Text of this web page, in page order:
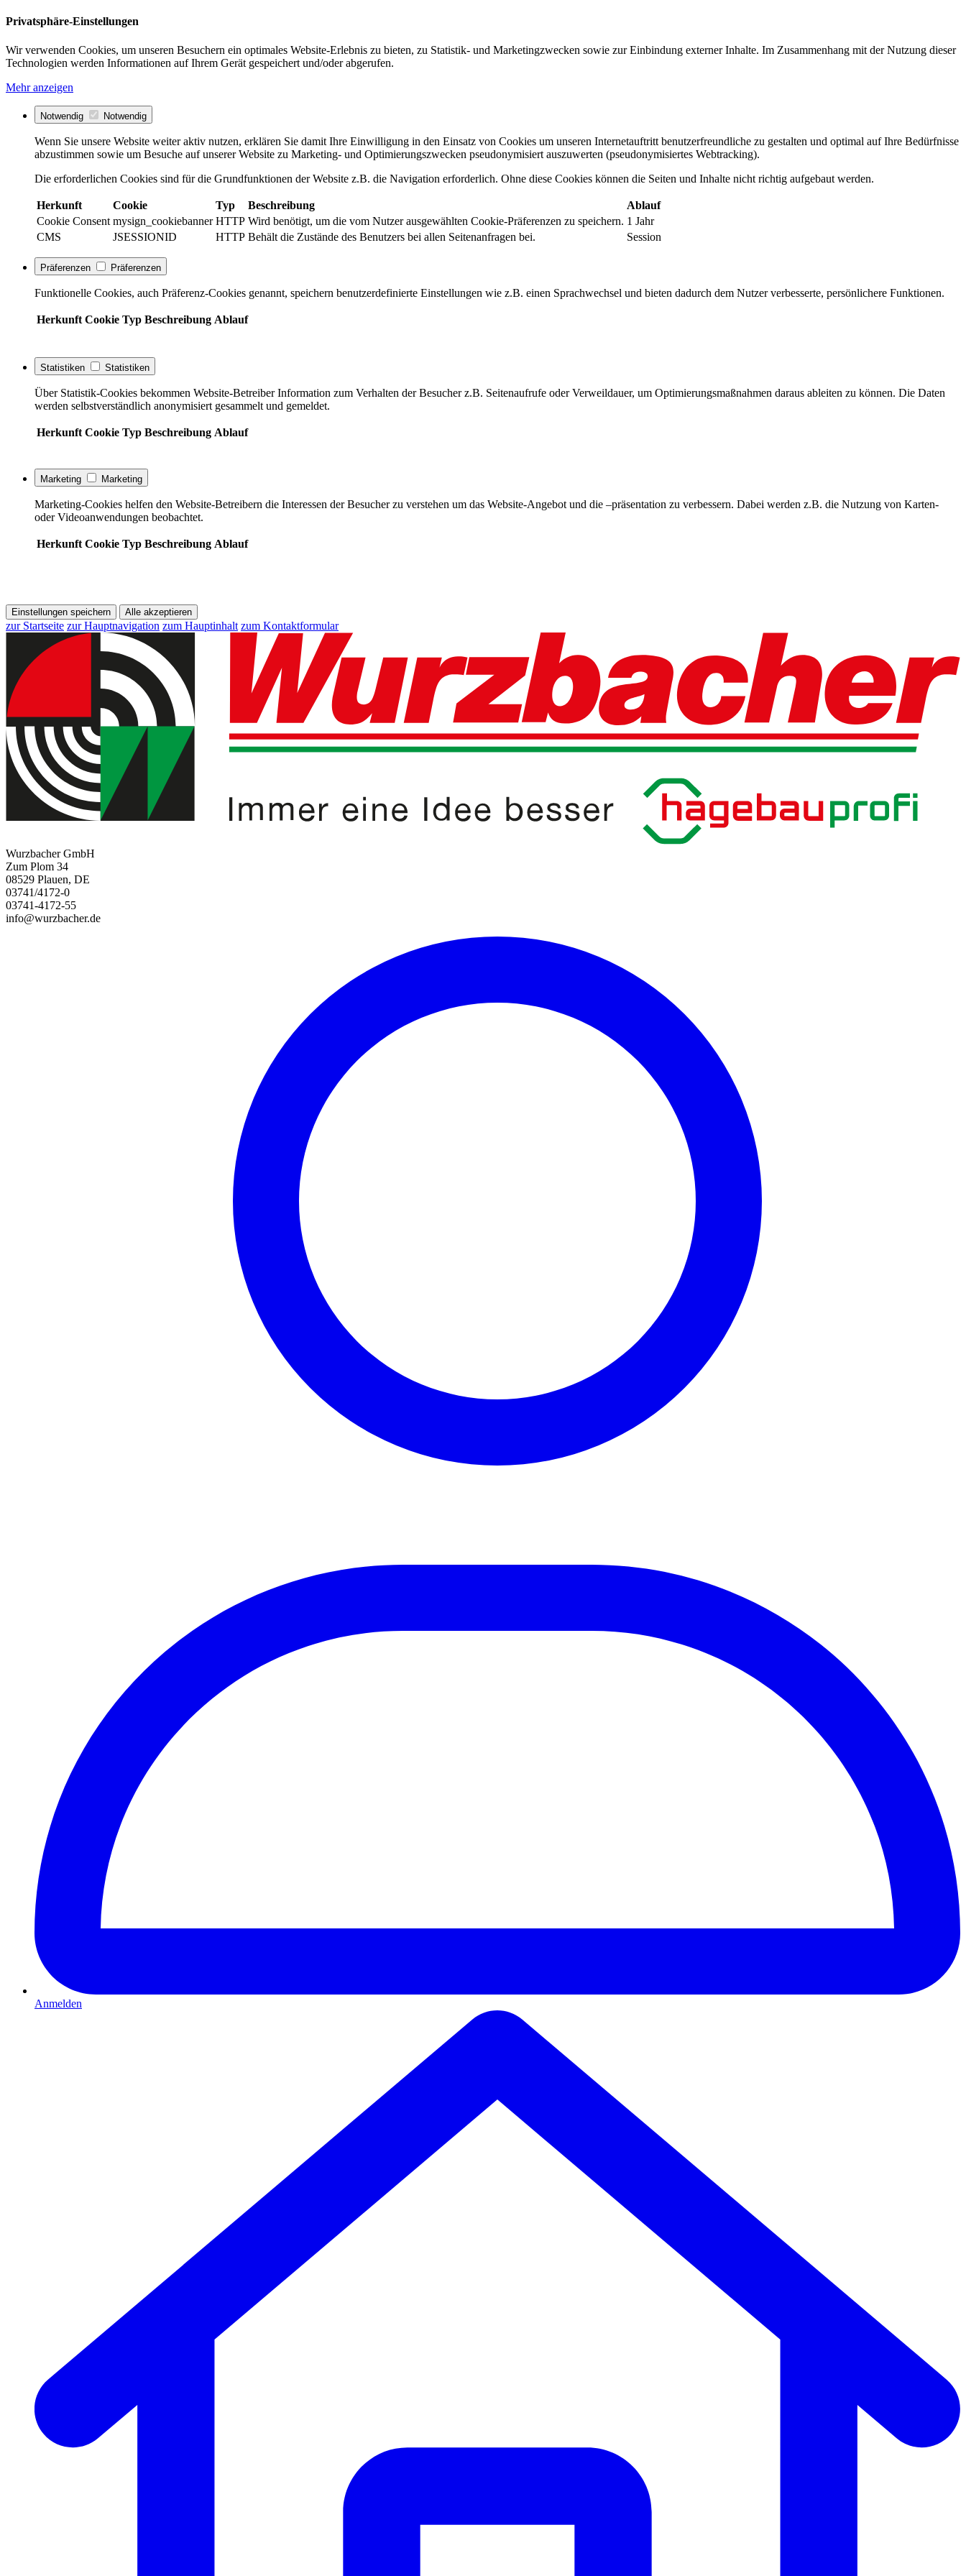
Privatsphäre-Einstellungen
Wir verwenden Cookies, um unseren Besuchern ein optimales Website-Erlebnis zu bieten, zu Statistik- und Marketingzwecken sowie zur Einbindung externer Inhalte. Im Zusammenhang mit der Nutzung dieser
Technologien werden Informationen auf Ihrem Gerät gespeichert und/oder abgerufen.
Mehr anzeigen
Notwendig Notwendig
Wenn Sie unsere Website weiter aktiv nutzen, erklären Sie damit Ihre Einwilligung in den Einsatz von Cookies um unseren Internetauftritt benutzerfreundliche zu gestalten und optimal auf Ihre Bedürfnisse
abzustimmen sowie um Besuche auf unserer Website zu Marketing- und Optimierungszwecken pseudonymisiert auszuwerten (pseudonymisiertes Webtracking).
Die erforderlichen Cookies sind für die Grundfunktionen der Website z.B. die Navigation erforderlich. Ohne diese Cookies können die Seiten und Inhalte nicht richtig aufgebaut werden.
Herkunft Cookie Typ Beschreibung
Ablauf
Cookie Consent mysign_cookiebanner HTTP Wird benötigt, um die vom Nutzer ausgewählten Cookie-Präferenzen zu speichern. 1 Jahr
CMS
JSESSIONID HTTP Behält die Zustände des Benutzers bei allen Seitenanfragen bei. Session
Präferenzen Präferenzen
Funktionelle Cookies, auch Präferenz-Cookies genannt, speichern benutzerdefinierte Einstellungen wie z.B. einen Sprachwechsel und bieten dadurch dem Nutzer verbesserte, persönlichere Funktionen.
Herkunft Cookie Typ Beschreibung Ablauf
Statistiken Statistiken
Über Statistik-Cookies bekommen Website-Betreiber Information zum Verhalten der Besucher z.B. Seitenaufrufe oder Verweildauer, um Optimierungsmaßnahmen daraus ableiten zu können. Die Daten
werden selbstverständlich anonymisiert gesammelt und gemeldet.
Herkunft Cookie Typ Beschreibung Ablauf
Marketing Marketing
Marketing-Cookies helfen den Website-Betreibern die Interessen der Besucher zu verstehen um das Website-Angebot und die –präsentation zu verbessern. Dabei werden z.B. die Nutzung von Karten-
oder Videoanwendungen beobachtet.
Herkunft Cookie Typ Beschreibung Ablauf
Einstellungen speichern Alle akzeptieren
zur Startseite zur Hauptnavigation zum Hauptinhalt zum Kontaktformular
Wurzbacher GmbH
Zum Plom 34
08529 Plauen, DE
03741/4172-0
03741-4172-55
info@wurzbacher.de
Anmelden